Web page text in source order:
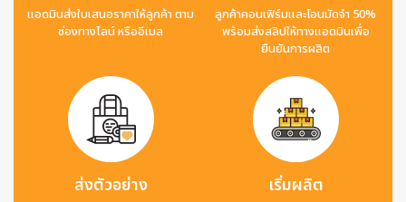
แอดมินส่งใบเสนอราคาให้ลูกค้า ตาม
ช่องทางไลน์ หรืออีเมล
ลูกค้าคอนเฟิร์มและโอนมัดจำ 50%
พร้อมส่งสลิปให้ทางแอดมินเพื่อ
ยืนยันการผลิต
ส่งตัวอย่าง เริ่มผลิต